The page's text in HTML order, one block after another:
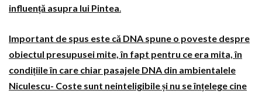
influență asupra lui Pintea.
Important de spus este că DNA spune o poveste despre
obiectul presupusei mite, în fapt pentru ce era mita, în
condițiile în care chiar pasajele DNA din ambientalele
Niculescu- Coste sunt neinteligibile și nu se înțelege cine